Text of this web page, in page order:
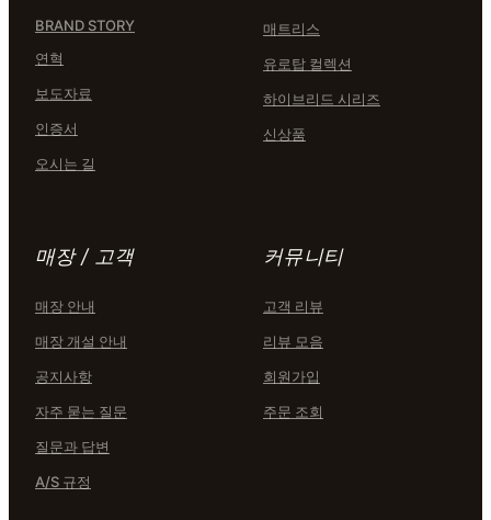
BRAND STORY
연혁
보도자료
인증서
오시는 길
매트리스
유로탑 컬렉션
하이브리드 시리즈
신상품
매장 / 고객
매장 안내
매장 개설 안내
공지사항
자주 묻는 질문
질문과 답변
A/S 규정
커뮤니티
고객 리뷰
리뷰 모음
회원가입
주문 조회